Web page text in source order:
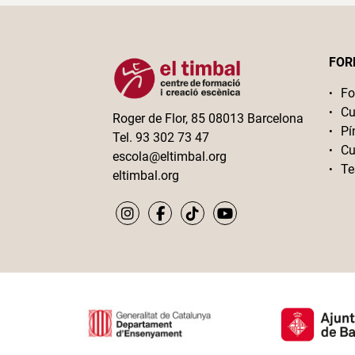
Roger de Flor, 85 08013 Barcelona
Tel. 93 302 73 47
escola@eltimbal.org
eltimbal.org